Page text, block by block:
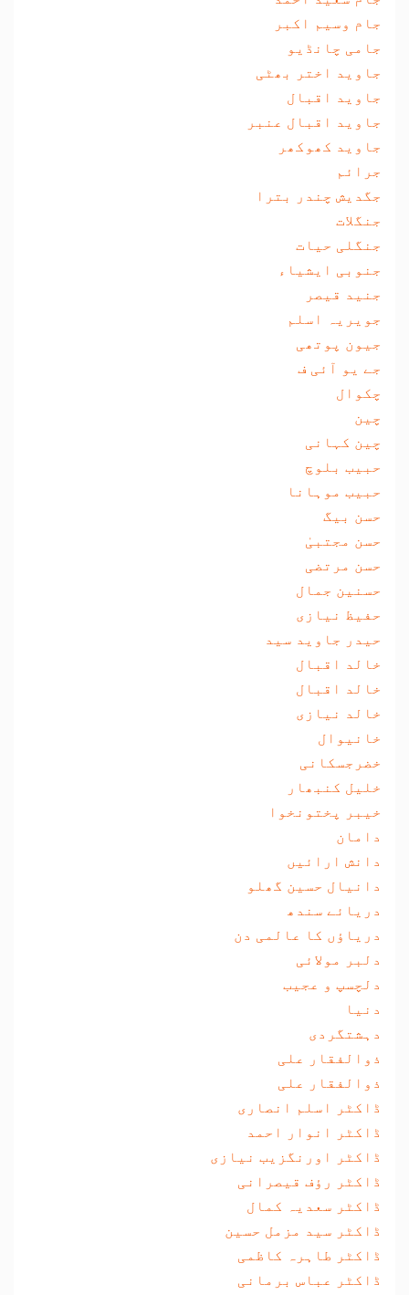
جام وسیم اکبر
جامی چانڈیو
جاوید اختر بھٹی
جاوید اقبال
جاوید اقبال عنبر
جاوید کھوکھر
جرائم
جگدیش چندر بترا
جنگلات
جنگلی حیات
جنوبی ایشیاء
جنید قیصر
جویریہ اسلم
جیون پوتھی
جے یو آئی ف
چکوال
چین
چین کہانی
حبیب بلوچ
حبیب موہانا
حسن بیگ
حسن مجتبیٰ
حسن مرتضی
حسنین جمال
حفیظ نیازی
حیدر جاوید سید
خالد اقبال
خالد اقبال
خالد نیازی
خانیوال
خضرجسکانی
خلیل کنبھار
خیبر پختونخوا
دامان
دانش ارائیں
دانیال حسین گھلو
دریائے سندھ
دریاؤں کا عالمی دن
دلبر مولائی
دلچسپ و عجیب
دنیا
دہشتگردی
ذوالفقار علی
ذوالفقار علی
ڈاکٹر اسلم انصاری
ڈاکٹر انوار احمد
ڈاکٹر اورنگزیب نیازی
ڈاکٹر رؤف قیصرانی
ڈاکٹر سعدیہ کمال
ڈاکٹر سید مزمل حسین
ڈاکٹر طاہرہ کاظمی
ڈاکٹر عباس برمانی